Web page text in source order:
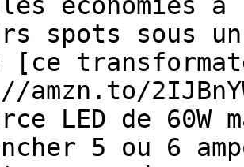
spots sous
[ce
amzn.to/
LED de 60W
5 ou 6